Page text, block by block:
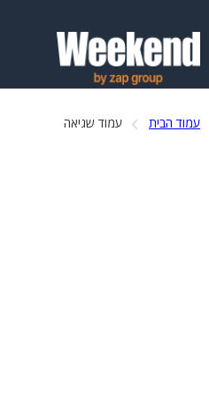
עמוד הבית עמוד שגיאה